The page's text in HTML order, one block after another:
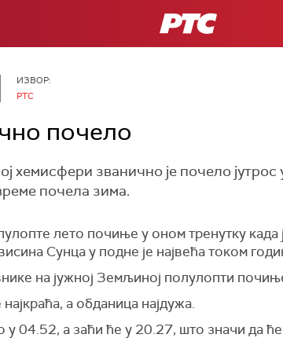
РТС
ИЗВОР:
РТС
почело
хемисфери званично је почело јутрос
почела зима.
лето почиње у оном тренутку
Сунца у подне је највећа током
на јужној Земљиној полулопти
а обданица најдужа.
04.52, а заћи ће у 20.27, што значи да